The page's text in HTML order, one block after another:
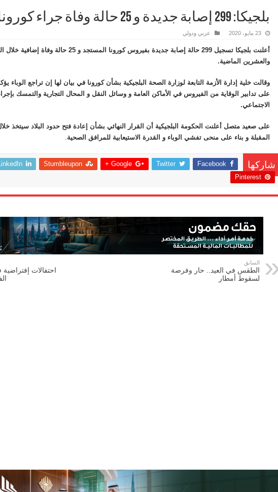
بلجيكا: 299 إصابة جديدة و 25 حالة وفاة جراء كورونا
23 مايو، 2020 عربي ودولي
أعلنت بلجيكا تسجيل 299 حالة إصابة جديدة بفيروس كورونا المستجد و
والعشرين الماضية.
وقالت خلية إدارة الأزمة التابعة لوزارة الصحة البلجيكية بشأن كورونا في بيان لها إن تراجع الوباء
على تدابير الوقاية من الفيروس في الأماكن العامة و وسائل النقل و المحال التجارية والتمسك
الاجتماعي.
على صعيد متصل أعلنت الحكومة البلجيكية أن القرار النهائي بشأن إعادة فتح حدود البلاد سيتخذ خلال
المقبلة و بناء على منحى تفشي الوباء و القدرة الاستيعابية للمرافق الصحية.
شاركها Facebook
Twitter
Google +
Stumbleupon
Pinterest
السابق
الطقس في العيد.. حار وفرصة
لسقوط أمطار
احتفالات